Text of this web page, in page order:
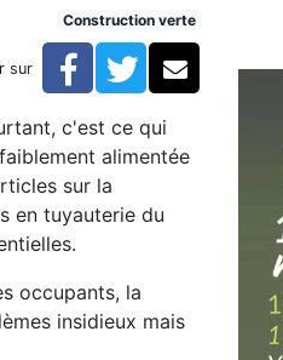
Construction verte
sur Facebook
TwitterCourriel
c'est ce qui
alimentée
sur la
en tuyauterie du
occupants, la
insidieux mais